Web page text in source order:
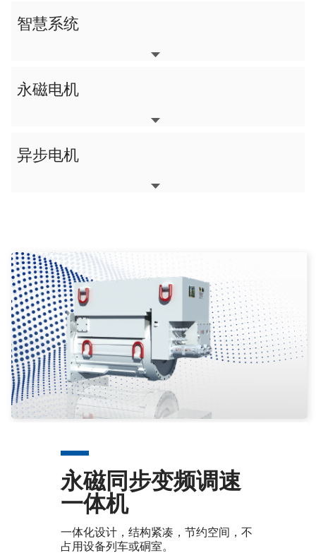
智慧系统
永磁电机
异步电机
永磁同步变频调速
一体机
一体化设计，结构紧凑，节约空间，不
占用设备列车或硐室。